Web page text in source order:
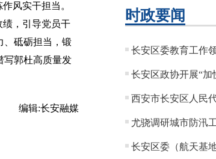
风实干担当。
绩，引导党员干
、砥砺担当，锻
写郭杜高质量发
编辑:长安融媒
时政要闻
长安区委教育工作
长安区政协开展“
西安市长安区人民
尤骁调研城市防汛
长安区委（航天基